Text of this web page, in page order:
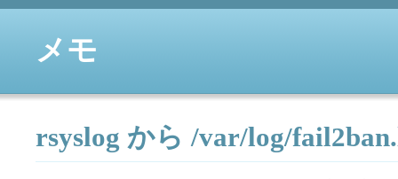
メモ
rsyslog から /var/log/